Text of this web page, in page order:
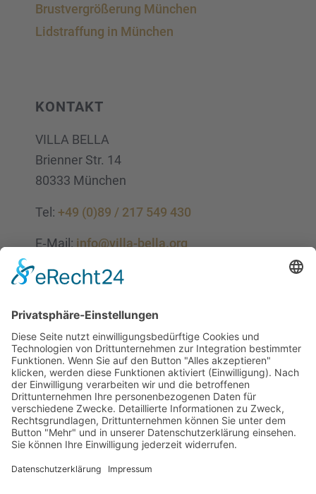
Brust­ver­grö­ße­rung München
Lidstraf­fung in München
KONTAKT
VILLA BELLA
Brien­ner Str. 14
80333 München
Tel: +49 (0)89 / 217 549 430
E‑Mail: info@villa-bella.org
ÖFFNUNGS­ZEI­TEN
Mo-Do: 09:00 — 20:00 Uhr
Fr: 09:00 — 18:00 Uhr
Sa*: 10:00 — 18:00 Uhr
*auf Anfrage 3x im Monat